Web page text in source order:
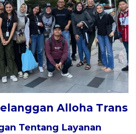
Alloha Trans
Tentang Layanan